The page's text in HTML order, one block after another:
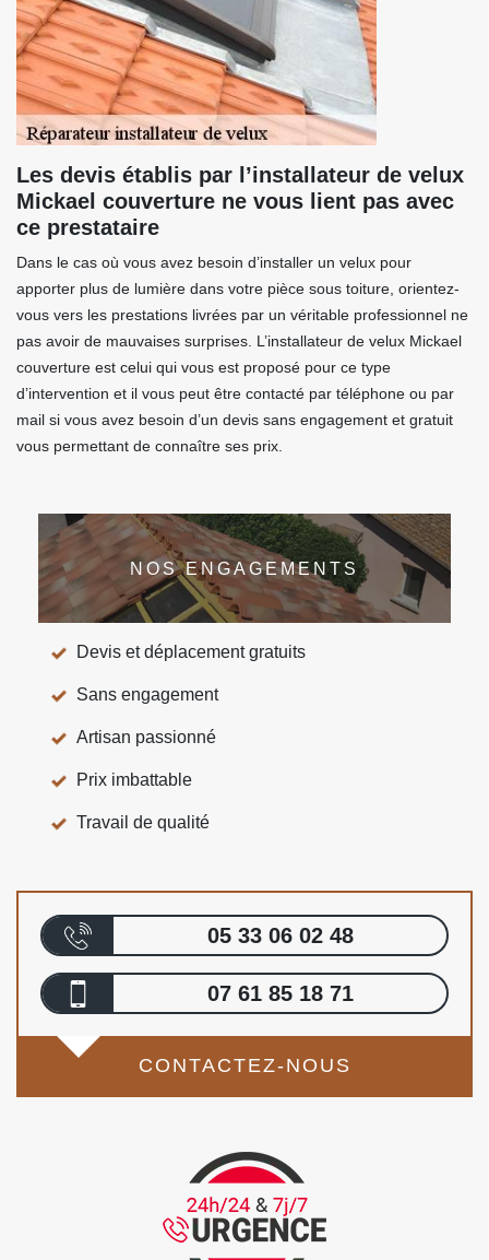
Les devis établis par l’installateur de velux
Mickael couverture ne vous lient pas avec
ce prestataire
Dans le cas où vous avez besoin d’installer un velux pour
apporter plus de lumière dans votre pièce sous toiture, orientez-
vous vers les prestations livrées par un véritable professionnel ne
pas avoir de mauvaises surprises. L’installateur de velux Mickael
couverture est celui qui vous est proposé pour ce type
d’intervention et il vous peut être contacté par téléphone ou par
mail si vous avez besoin d’un devis sans engagement et gratuit
vous permettant de connaître ses prix.
NOS ENGAGEMENTS
Devis et déplacement gratuits
Sans engagement
Artisan passionné
Prix imbattable
Travail de qualité
05 33 06 02 48
07 61 85 18 71
CONTACTEZ-NOUS